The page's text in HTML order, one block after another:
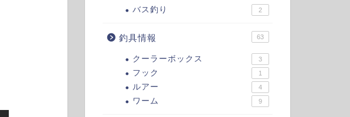
バス釣り 2
釣具情報 63
クーラーボックス 3
フック 1
ルアー 4
ワーム 9